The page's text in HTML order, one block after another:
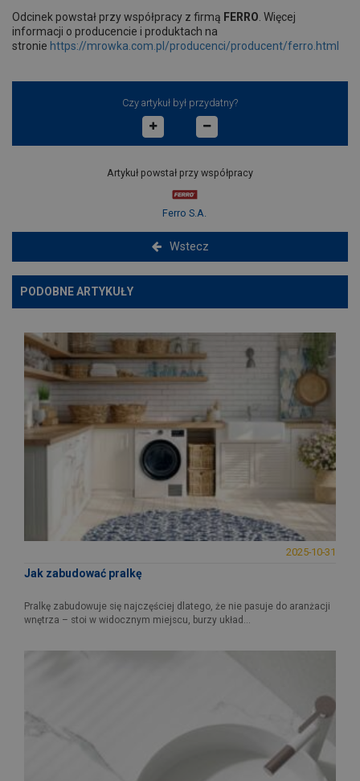
Odcinek powstał przy współpracy z firmą FERRO . Więcej
informacji o producencie i produktach na
stronie https://mrowka.com.pl/producenci/producent/ferro.html
Czy artykuł był przydatny?
Artykuł powstał przy współpracy
Ferro S.A.
Wstecz
PODOBNE ARTYKUŁY
2025-10-31
Jak zabudować pralkę
Pralkę zabudowuje się najczęściej dlatego, że nie pasuje do aranżacji
wnętrza – stoi w widocznym miejscu, burzy układ...